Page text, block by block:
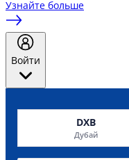
Узнайте больше
Войти
DXB
Дубай